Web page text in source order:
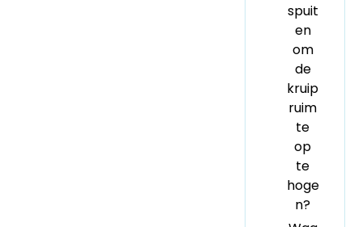
spuit
en
om
de
kruip
ruim
te
op
te
hoge
n?